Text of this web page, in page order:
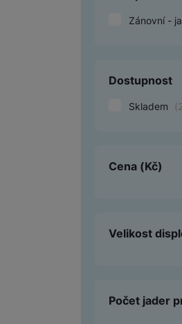
Příslušenství
Dárkové
Zánovní -
Dostupnost
Skladem (2
Cena (Kč)
Velikost
Počet jader